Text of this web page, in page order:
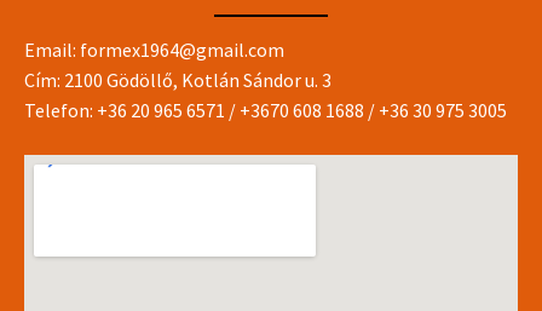
Email: formex1964@gmail.com
Cím: 2100 Gödöllő, Kotlán Sándor u. 3
Telefon: +36 20 965 6571 / +3670 608 1688 / +36 30 975 3005